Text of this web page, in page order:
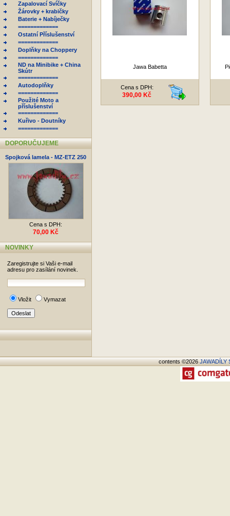
Zapalovací Svíčky
Žárovky + krabičky
Baterie + Nabíječky
=============
Ostatní Příslušenství
=============
Doplňky na Choppery
=============
ND na Minibike + China
Skútr
=============
Autodoplňky
=============
Použité Moto a
příslušenství
=============
Kuřivo - Doutníky
=============
DOPORUČUJEME
Spojková lamela - MZ-ETZ 250
Cena s DPH:
70,00 Kč
NOVINKY
Zaregistrujte si Vaši e-mail
adresu pro zasílání novinek.
Vložit Vymazat
Jawa Babetta
Cena s DPH:
390,00 Kč
contents ©2026JAWADÍLY